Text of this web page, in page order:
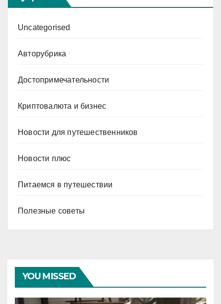
Uncategorised
Авторубрика
Достопримечательности
Криптовалюта и бизнес
Новости для путешественников
Новости плюс
Питаемся в путешествии
Полезные советы
YOU MISSED